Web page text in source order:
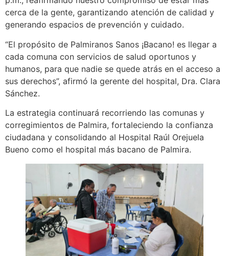
cerca de la gente, garantizando atención de calidad y
generando espacios de prevención y cuidado.
“El propósito de Palmiranos Sanos ¡Bacano! es llegar a
cada comuna con servicios de salud oportunos y
humanos, para que nadie se quede atrás en el acceso a
sus derechos”, afirmó la gerente del hospital, Dra. Clara
Sánchez.
La estrategia continuará recorriendo las comunas y
corregimientos de Palmira, fortaleciendo la confianza
ciudadana y consolidando al Hospital Raúl Orejuela
Bueno como el hospital más bacano de Palmira.